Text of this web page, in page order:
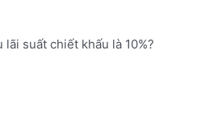
suất chiết khấu là 10%?